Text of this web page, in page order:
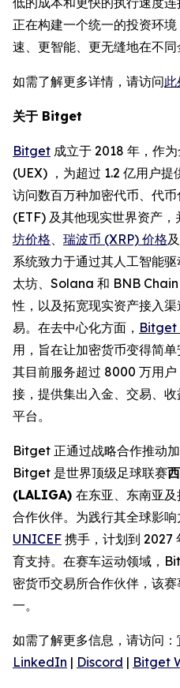
正在构建一个统一的投资环
速、更智能、更无缝地在不同
如需了解更多详情，请访问此
关于 Bitget
Bitget 成立于 2018 年，作
(UEX) ，为超过 1.2 亿用户
访问数百万种加密代币、代
(ETF) 及其他现实世界资产，
坊价格、 瑞波币 (XRP) 价格
系统致力于通过其人工智能
太坊、Solana 和 BNB
性，以及拓宽现实资产接入
易。在去中心化方面，
用，旨在让加密货币变得简单
其目前服务超过 8000 万用
接，提供集出入金、交易、
平台。
Bitget 正通过战略合作推动
Bitget 是世界顶级足球联赛
(LALIGA) 在东亚、东南亚
合作伙伴。为践行其全球影
UNICEF 携手，计划到 2027
育支持。在赛车运动领域，
密货币交易所合作伙伴，该
一。
如需了解更多信息，请访问：
LinkedIn | Discord | Bitget